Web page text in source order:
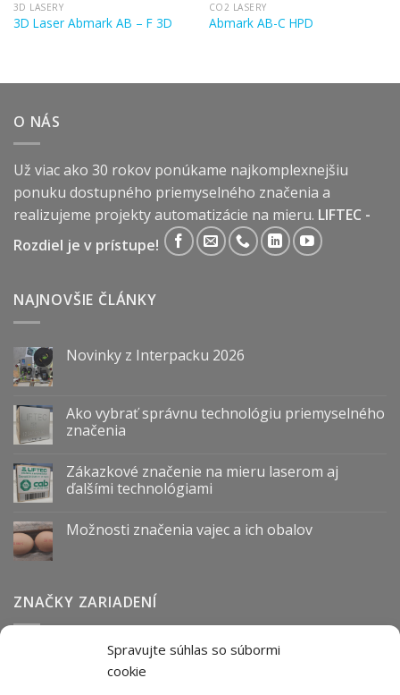
Spravujte súhlas so súbormi
cookie
3D LASERY
3D Laser Abmark AB – F 3D
CO2 LASERY
Abmark AB-C HPD
O NÁS
Už viac ako 30 rokov ponúkame najkomplexnejšiu
ponuku dostupného priemyselného značenia a
realizujeme projekty automatizácie na mieru. LIFTEC -
Rozdiel je v prístupe!
NAJNOVŠIE ČLÁNKY
Novinky z Interpacku 2026
Ako vybrať správnu technológiu priemyselného
značenia
Zákazkové značenie na mieru laserom aj
ďalšími technológiami
Možnosti značenia vajec a ich obalov
ZNAČKY ZARIADENÍ
Anser Arca BOFA cab Carl Valentin
Datalogic Hitachi